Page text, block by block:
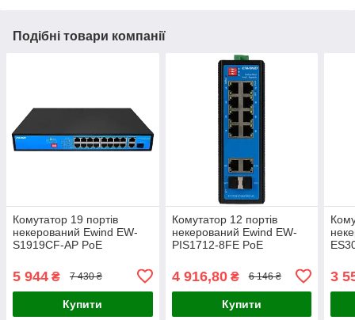
Подібні товари компанії
Комутатор 19 портів
некерований Ewind EW-
S1919CF-AP PoE
5 944 ₴ 7 430 ₴
Купити
Комутатор 12 портів
некерований Ewind EW-
PIS1712-8FE PoE
4 916,80₴ 6 146 ₴
Купити
3